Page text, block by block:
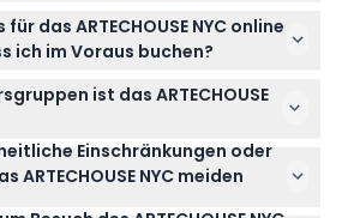
NYC hat sonntags bis donnerstags
Uhr, freitags von 12:00 bis 20:00
Jede Sitzung dauert 60
Sie pünktlich ankommen, um
zu genießen (Änderungen
zum Zeitpunkt der Buchung
das ARTECHOUSE NYC online
ich im Voraus buchen?
ARTECHOUSE NYC müssen im
dieser Website gebucht werden.
sichert Ihnen einen Platz für
Enttäuschungen zu vermeiden.
ist das ARTECHOUSE
NYC heißt Besucher ab 4 Jahren
Kinder im Alter von 0-16 Jahren
zahlenden Erwachsenen
Einschränkungen oder
ARTECHOUSE NYC meiden